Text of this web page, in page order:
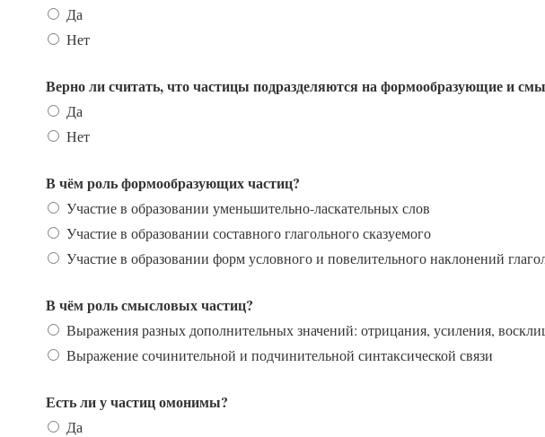
Да
Нет
Верно ли считать, что частицы подразделяются на формообразующие и
Да
Нет
В чём роль формообразующих частиц?
Участие в образовании уменьшительно-ласкательных слов
Участие в образовании составного глагольного сказуемого
Участие в образовании форм условного и повелительного наклонений
В чём роль смысловых частиц?
Выражения разных дополнительных значений: отрицания, усиления,
Выражение сочинительной и подчинительной синтаксической связи
Есть ли у частиц омонимы?
Да